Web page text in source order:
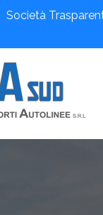
Società